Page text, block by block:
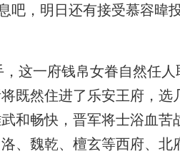
吧，明日还有接受慕容暐
这一府钱帛女眷自然任人
既然住进了乐安王府，选
和畅快，晋军将士浴血苦
、魏乾、檀玄等西府、北